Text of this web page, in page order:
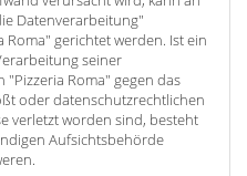
Datenverarbeitung"
gerichtet werden. Ist ein
seiner
Roma" gegen das
oder datenschutzrechtlichen
verletzt worden sind, besteht
Aufsichtsbehörde